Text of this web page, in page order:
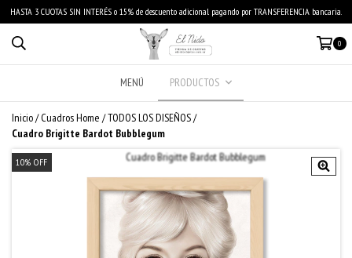
HASTA 3 CUOTAS SIN INTERÉS o 15% de descuento adicional pagando por TRANSFERENCIA bancaria.
0
MENÚ PRODUCTOS
Inicio/ Cuadros Home /TODOS LOS DISEÑOS/
Cuadro Brigitte Bardot Bubblegum
10% OFF